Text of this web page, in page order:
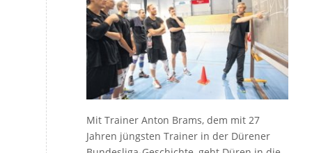
Mit Trainer Anton Brams, dem mit 27
Jahren jüngsten Trainer in der Dürener